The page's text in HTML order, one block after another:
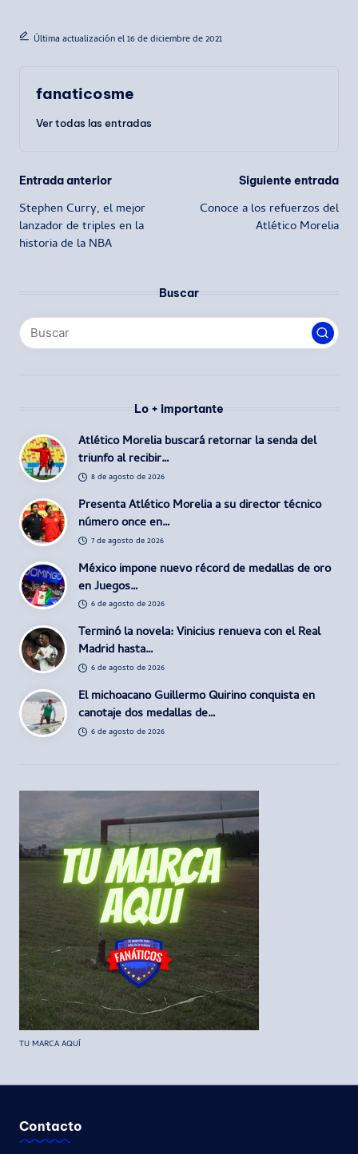
Última actualización el 16 de diciembre de 2021
fanaticosme
Ver todas las entradas
Navegación
de
entradas
Entrada anterior
Stephen Curry, el mejor
lanzador de triples en la
historia de la NBA
Siguiente entrada
Conoce a los refuerzos del
Atlético Morelia
Buscar
Lo + importante
Atlético Morelia buscará retornar la senda del
triunfo al recibir…
8 de agosto de 2026
Presenta Atlético Morelia a su director técnico
número once en…
7 de agosto de 2026
México impone nuevo récord de medallas de oro
en Juegos…
6 de agosto de 2026
Terminó la novela: Vinicius renueva con el Real
Madrid hasta…
6 de agosto de 2026
El michoacano Guillermo Quirino conquista en
canotaje dos medallas de…
6 de agosto de 2026
TU MARCA AQUÍ
Contacto